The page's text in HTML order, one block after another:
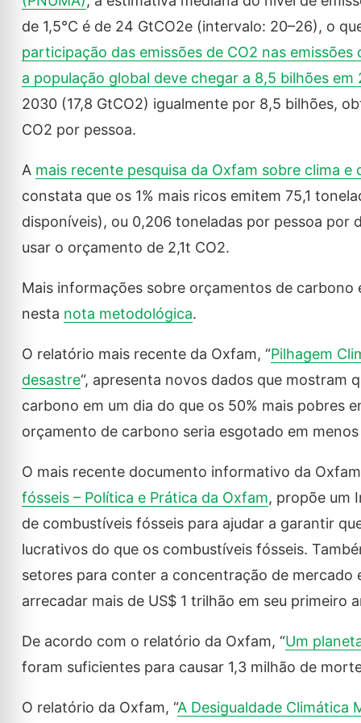
de 1,5°C é de 24 GtCO2e (intervalo: 20–26), o
participação das emissões de CO2 nas
a população global deve chegar a 8,5 bilhões em
2030 (17,8 GtCO2) igualmente por 8,5 bilhões,
CO2 por pessoa.
A mais recente pesquisa da Oxfam sobre clima e
constata que os 1% mais ricos emitem 75,1
disponíveis), ou 0,206 toneladas por pessoa por
usar o orçamento de 2,1t CO2.
Mais informações sobre orçamentos de
nesta nota metodológica.
O relatório mais recente da Oxfam, “Pilhagem
desastre“, apresenta novos dados que mostram
carbono em um dia do que os 50% mais pobres
orçamento de carbono seria esgotado em
O mais recente documento informativo da
fósseis – Política e Prática da Oxfam, propõe um
de combustíveis fósseis para ajudar a garantir
lucrativos do que os combustíveis fósseis.
setores para conter a concentração de mercado
arrecadar mais de US$ 1 trilhão em seu primeiro
De acordo com o relatório da Oxfam, “Um
foram suficientes para causar 1,3 milhão de
O relatório da Oxfam, “A Desigualdade Climática